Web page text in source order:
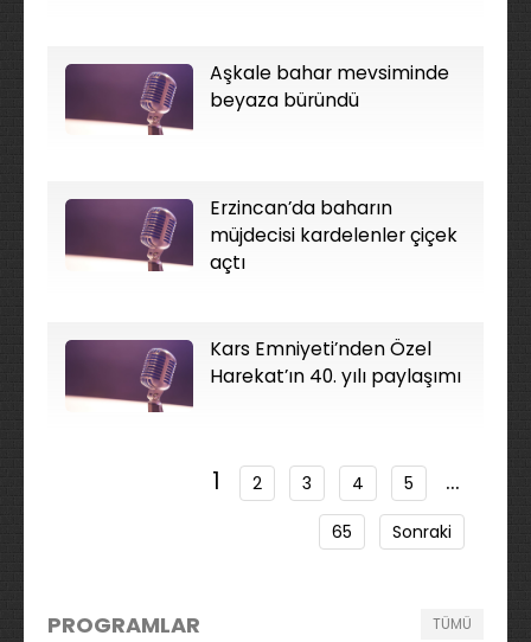
Aşkale bahar mevsiminde
beyaza büründü
Erzincan’da baharın
müjdecisi kardelenler çiçek
açtı
Kars Emniyeti’nden Özel
Harekat’ın 40. yılı paylaşımı
1 2 3 4 5 …
65 Sonraki
PROGRAMLAR TÜMÜ